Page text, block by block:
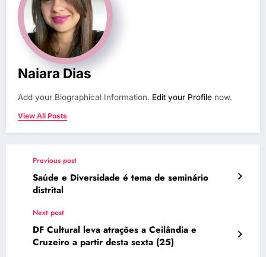
Naiara Dias
Add your Biographical Information. Edit your Profile now.
View All Posts
Previous post
Saúde e Diversidade é tema de seminário
distrital
Next post
DF Cultural leva atrações a Ceilândia e
Cruzeiro a partir desta sexta (25)